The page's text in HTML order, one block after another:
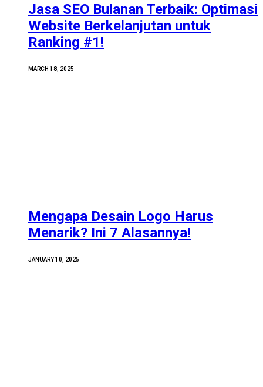
Jasa SEO Bulanan Terbaik: Optimasi
Website Berkelanjutan untuk
Ranking #1!
MARCH 18, 2025
Mengapa Desain Logo Harus
Menarik? Ini 7 Alasannya!
JANUARY 10, 2025